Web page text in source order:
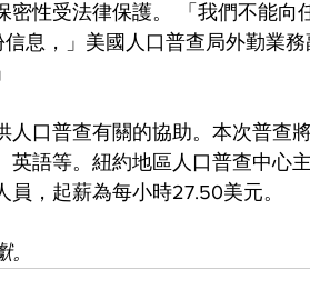
密性受法律保護。 「我們不能
息，」美國人口普查局外勤業
人口普查有關的協助。本次普查
英語等。紐約地區人口普查中心
，起薪為每小時27.50美元。